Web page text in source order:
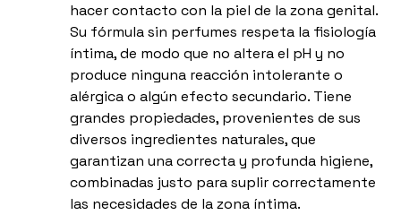
hacer contacto con la piel de la zona genital.
Su fórmula sin perfumes respeta la fisiología
íntima, de modo que no altera el pH y no
produce ninguna reacción intolerante o
alérgica o algún efecto secundario. Tiene
grandes propiedades, provenientes de sus
diversos ingredientes naturales, que
garantizan una correcta y profunda higiene,
combinadas justo para suplir correctamente
las necesidades de la zona íntima.